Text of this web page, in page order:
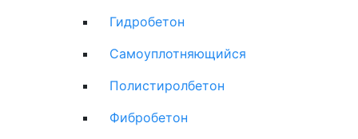
Гидробетон
Самоуплотняющийся
Полистиролбетон
Фибробетон